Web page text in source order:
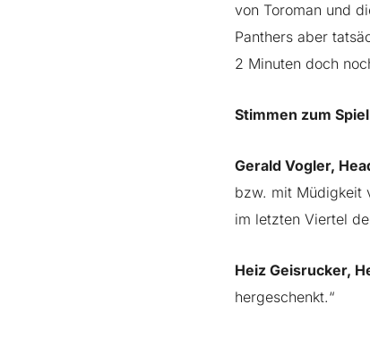
von Toroman und
Panthers aber
2 Minuten doch
Stimmen zum
Gerald Vogler,
bzw. mit Müdigkeit
im letzten Viertel
Heiz Geisrucker,
hergeschenkt.“